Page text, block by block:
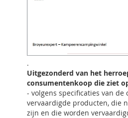
.
Uitgezonderd van het
consumentenkoop die ziet
- volgens specificaties van de
vervaardigde producten, die
zijn en die worden